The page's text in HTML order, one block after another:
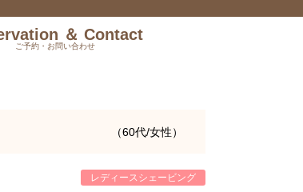
＆ Contact
ご予約・お問い合わせ
（60代/女性）
レディースシェービング